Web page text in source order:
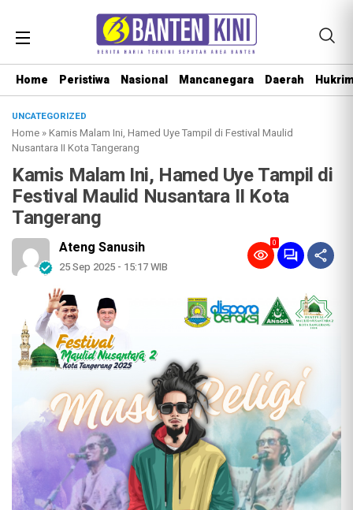
Home Peristiwa Nasional Mancanegara Daerah
UNCATEGORIZED
Home »Kamis Malam Ini, Hamed Uye Tampil di Festival Maulid
Nusantara II Kota Tangerang
Kamis Malam Ini, Hamed Uye Tampil di
Festival Maulid Nusantara II Kota
Tangerang
Ateng Sanusih
25 Sep 2025 - 15:17 WIB
0